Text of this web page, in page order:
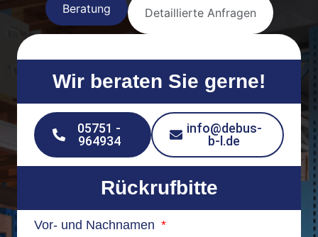
Beratung Detaillierte Anfragen
Wir beraten Sie gerne!
05751 -
964934
info@debus-
b-l.de
Rückrufbitte
Vor- und Nachnamen